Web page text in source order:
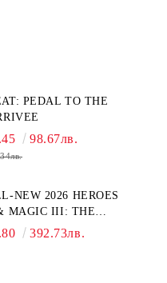
PEDAL TO THE
98.67лв.
NEW 2026 HEROES
MAGIC III: THE
EXPANSIONS -
392.73лв.